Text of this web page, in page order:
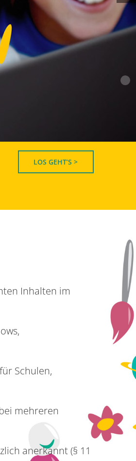
LOS GEHT’S >
Inhalten im
Schulen,
mehreren
anerkannt (§ 11